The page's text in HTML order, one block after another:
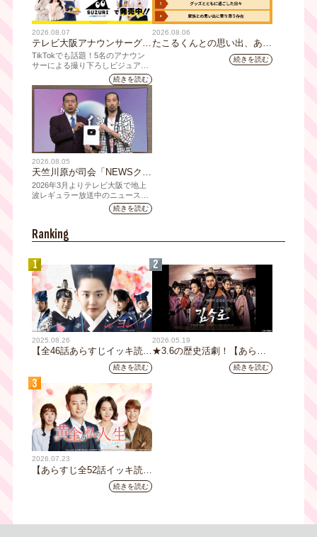
2026.08.07
テレビ大阪アナウンサーグッ
ズの新商品 8月8日(土)に発
売！ テーマは「個性全開」5
人それぞれの"らしさ"を詰め
込んだアイテムが登場
TikTokでも話題！5名のアナウン
サーによる撮り下ろしビジュアル
を使用した新グッズを発売続きを読む
2026.08.06
たこるくんとの思い出、あり
ますか？会員のみなさんに聞
続きを読む
2026.08.05
天竺川原が司会「NEWSクラ
イシス」チャンネル登録者数
10万人突破！テレビ大阪の番
組史上最速記録を更新
2026年3月よりテレビ大阪で地上
波レギュラー放送中のニュース番
組「NEWSクライシス」が、この
たび2026年7月12日(日)に、
人を達成しました。
続きを読む
Ranking
1
2025.08.26
【全46話あらすじイッキ読
み】韓国ドラマ『火の女神
ジョンイ』｜テレビ大阪 9
月11日（木）朝8時放送スタ
ート
続きを読む
2
2026.05.19
★3.6の歴史活劇！【あらす
じ全32話イッキ読み】韓国ド
ラマ『鉄の王 キム・スロ』
続きを読む
3
2026.07.23
【あらすじ全52話イッキ読
み】韓国ドラマ『黄金の私の
人生』｜テレビ大阪 月曜～
続きを読む